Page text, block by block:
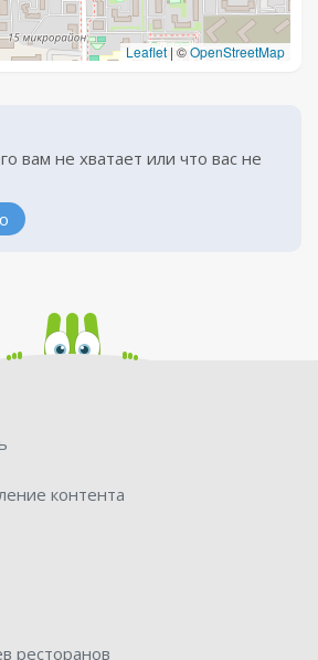
Leaflet | ©OpenStreetMap
вам не хватает или что вас не
контента
ресторанов